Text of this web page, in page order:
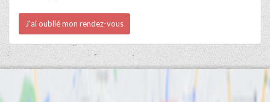
J'ai oublié mon rendez-vous